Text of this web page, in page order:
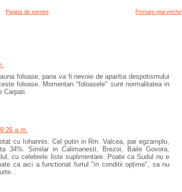
Postare mai veche
Pagina de pornire
foloase, pana va fi nevoie de aparitia despotismului
foloase. Momentan "foloasele" sunt normalitatea in
Carpati.
a.m.
cu Iohannis. Cel putin in Rm. Valcea, par egzamplu,
34%. Similar in Calimanesti, Brezoi, Baile Govora,
cu celebrele liste suplimentare. Poate ca Sudul nu e
ca aici a functionat furtul "in conditii optime", sa nu